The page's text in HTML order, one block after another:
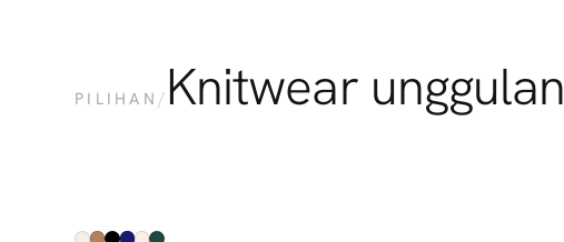
PILIHAN / Knitwear unggulan